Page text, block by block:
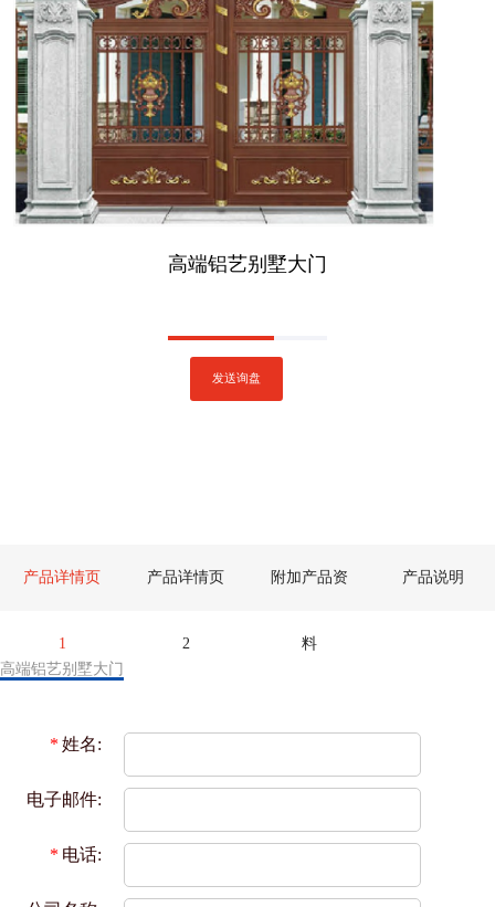
高端铝艺别墅大门
发送询盘
产品详情页
1
产品详情页
2
附加产品资
料
产品说明
高端铝艺别墅大门
* 姓名:
电子邮件:
* 电话: